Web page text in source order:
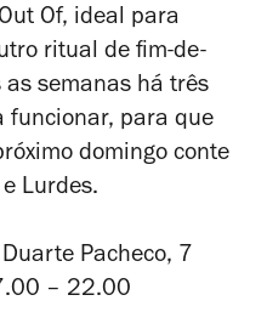
Of, ideal para
ritual de fim-de-
as semanas há três
funcionar, para que
domingo conte
Lurdes.
Pacheco, 7
– 22.00